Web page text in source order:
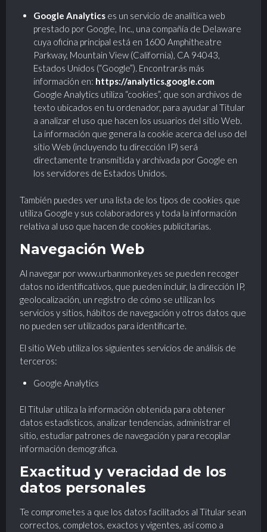
Google Analyticses un servicio de analítica web
prestado por Google, Inc., una compañía de Delaware
cuya oficina principal está en 1600 Amphitheatre
Parkway, Mountain View (California), CA 94043,
Estados Unidos (“Google”). Encontrarás más
información en: https://analytics.google.com
Google Analytics utiliza “cookies”, que son archivos de
texto ubicados en tu ordenador, para ayudar al Titular
a analizar el uso que hacen los usuarios del sitio Web.
La información que genera la cookie acerca del uso del
sitio Web (incluyendo tu dirección IP) será
directamente transmitida y archivada por Google en
los servidores de Estados Unidos.
También puedes ver una lista de los tipos de cookies que
utiliza Google y sus colaboradores y toda la información
relativa al uso que hacen de cookies publicitarias.
Navegación Web
Al navegar porwww.urbanmonkey.es se pueden recoger
datos no identificativos, que pueden incluir, la dirección IP,
geolocalización, un registro de cómo se utilizan los
servicios y sitios, hábitos de navegación y otros datos que
no pueden ser utilizados para identificarte.
El sitio Web utiliza los siguientes servicios de análisis de
terceros:
Google Analytics
El Titular utiliza la información obtenida para obtener
datos estadísticos, analizar tendencias, administrar el
sitio, estudiar patrones de navegación y para recopilar
información demográfica.
Exactitud y veracidad de los
datos personales
Te comprometes a que los datos facilitados al Titular sean
correctos, completos, exactos y vigentes, así como a